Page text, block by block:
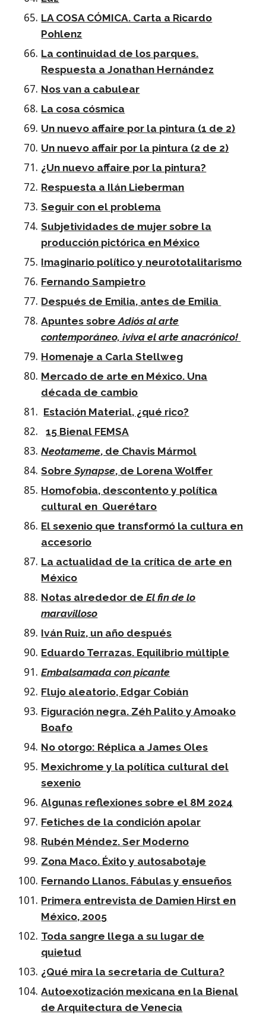
LA COSA CÓMICA. Carta a Ricardo
Pohlenz
La continuidad de los parques.
Respuesta a Jonathan Hernández
Nos van a cabulear
La cosa cósmica
Un nuevo affaire por la pintura (1 de 2)
Un nuevo affair por la pintura (2 de 2)
¿Un nuevo affaire por la pintura?
Respuesta a Ilán Lieberman
Seguir con el problema
Subjetividades de mujer sobre la
producción pictórica en México
Imaginario político y neurototalitarismo
Fernando Sampietro
Después de Emilia, antes de Emilia
Apuntes sobreAdiós al arte
contemporáneo, ¡viva el arte anacrónico!
Homenaje a Carla Stellweg
Mercado de arte en México. Una
década de cambio
Estación Material, ¿qué rico?
15 Bienal FEMSA
Neotameme, de Chavis Mármol
SobreSynapse, de Lorena Wolffer
Homofobia, descontento y política
cultural en Querétaro
El sexenio que transformó la cultura en
accesorio
La actualidad de la crítica de arte en
México
Notas alrededor deEl fin de lo
maravilloso
Iván Ruiz, un año después
Eduardo Terrazas. Equilibrio múltiple
Embalsamada con picante
Flujo aleatorio, Edgar Cobián
Figuración negra. Zéh Palito y Amoako
Boafo
No otorgo: Réplica a James Oles
Mexichrome y la política cultural del
sexenio
Algunas reflexiones sobre el 8M 2024
Fetiches de la condición apolar
Rubén Méndez. Ser Moderno
Zona Maco. Éxito y autosabotaje
Fernando Llanos. Fábulas y ensueños
Primera entrevista de Damien Hirst en
México, 2005
Toda sangre llega a su lugar de
quietud
¿Qué mira la secretaria de Cultura?
Autoexotización mexicana en la Bienal
de Arquitectura de Venecia